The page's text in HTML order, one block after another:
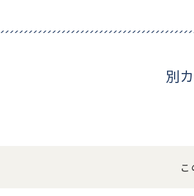
別
こ